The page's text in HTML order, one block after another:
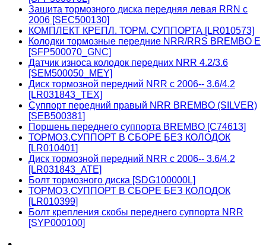
Защита тормозного диска передняя левая RRN c
2006 [SEC500130]
КОМПЛЕКТ КРЕПЛ. ТОРМ. СУППОРТА [LR010573]
Колодки тормозные передние NRR/RRS BREMBO E
[SFP500070_GNC]
Датчик износа колодок передних NRR 4.2/3.6
[SEM500050_MEY]
Диск тормозной передний NRR с 2006-- 3.6/4.2
[LR031843_TEX]
Суппорт передний правый NRR BREMBO (SILVER)
[SEB500381]
Поршень переднего суппорта BREMBO [C74613]
ТОРМОЗ.СУППОРТ В СБОРЕ БЕЗ КОЛОДОК
[LR010401]
Диск тормозной передний NRR с 2006-- 3.6/4.2
[LR031843_ATE]
Болт тормозного диска [SDG100000L]
ТОРМОЗ.СУППОРТ В СБОРЕ БЕЗ КОЛОДОК
[LR010399]
Болт крепления скобы переднего суппорта NRR
[SYP000100]